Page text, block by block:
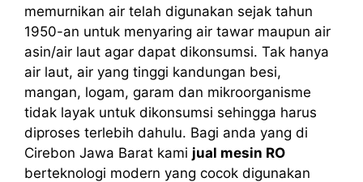
memurnikan air telah digunakan sejak tahun
1950-an untuk menyaring air tawar maupun air
asin/air laut agar dapat dikonsumsi. Tak hanya
air laut, air yang tinggi kandungan besi,
mangan, logam, garam dan mikroorganisme
tidak layak untuk dikonsumsi sehingga harus
diproses terlebih dahulu. Bagi anda yang di
Cirebon Jawa Barat kami jual mesin RO
berteknologi modern yang cocok digunakan